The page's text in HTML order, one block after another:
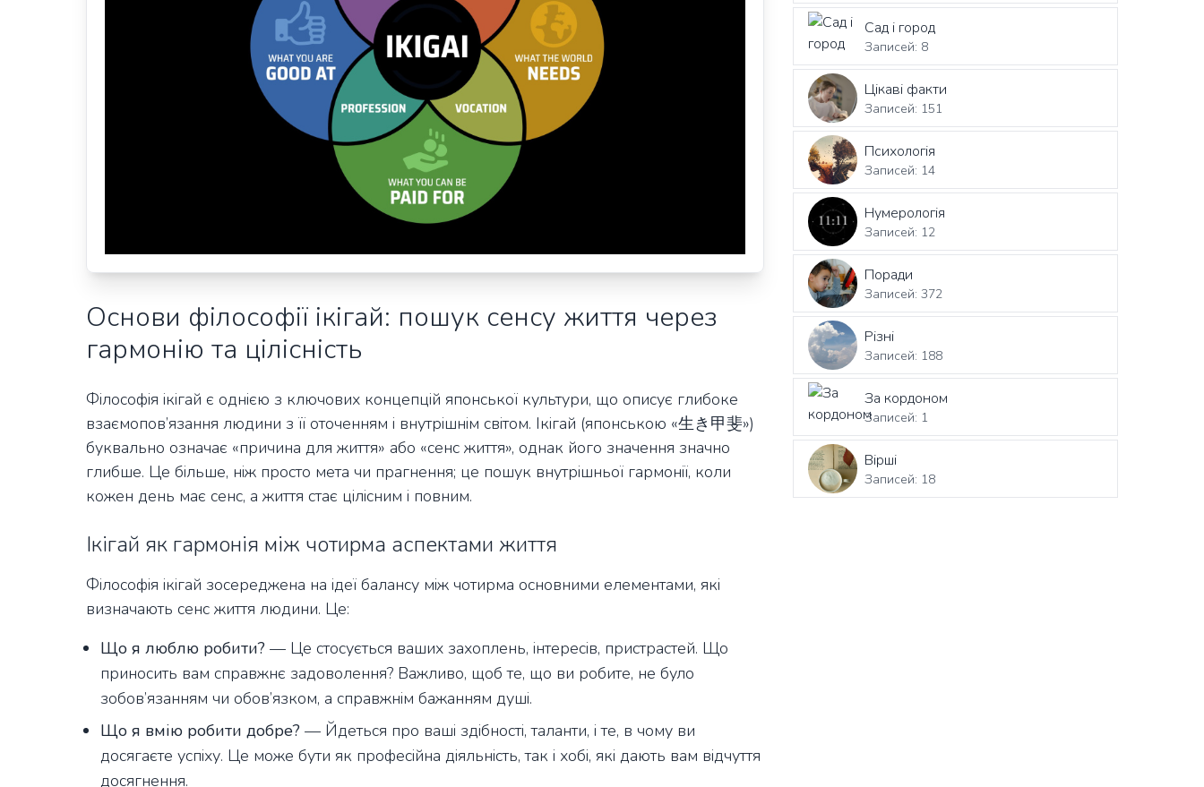
Основи філософії ікігай: пошук сенсу життя через
гармонію та цілісність
Філософія ікігай є однією з ключових концепцій японської культури, що описує глибоке
взаємопов’язання людини з її оточенням і внутрішнім світом. Ікігай (японською «生き甲斐»)
буквально означає «причина для життя» або «сенс життя», однак його значення значно
глибше. Це більше, ніж просто мета чи прагнення; це пошук внутрішньої гармонії, коли
кожен день має сенс, а життя стає цілісним і повним.
Ікігай як гармонія між чотирма аспектами життя
Філософія ікігай зосереджена на ідеї балансу між чотирма основними елементами, які
визначають сенс життя людини. Це:
Що я люблю робити? — Це стосується ваших захоплень, інтересів, пристрастей. Що
приносить вам справжнє задоволення? Важливо, щоб те, що ви робите, не було
зобов’язанням чи обов’язком, а справжнім бажанням душі.
Що я вмію робити добре? — Йдеться про ваші здібності, таланти, і те, в чому ви
досягаєте успіху. Це може бути як професійна діяльність, так і хобі, які дають вам відчуття
досягнення.
Сад і город
Записей: 8
Цікаві факти
Записей: 151
Психологія
Записей: 14
Нумерологія
Записей: 12
Поради
Записей: 372
Різні
Записей: 188
За кордоном
Записей: 1
Вірші
Записей: 18